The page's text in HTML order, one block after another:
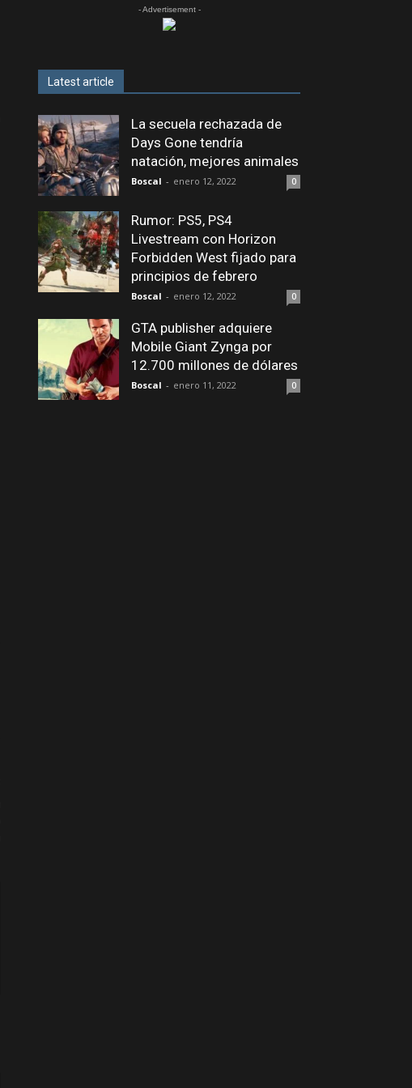
- Advertisement -
Latest article
La secuela rechazada de
Days Gone tendría
natación, mejores animales
Boscal - enero 12, 2022 0
Rumor: PS5, PS4
Livestream con Horizon
Forbidden West fijado para
principios de febrero
Boscal - enero 12, 2022 0
GTA publisher adquiere
Mobile Giant Zynga por
12.700 millones de dólares
Boscal - enero 11, 2022 0